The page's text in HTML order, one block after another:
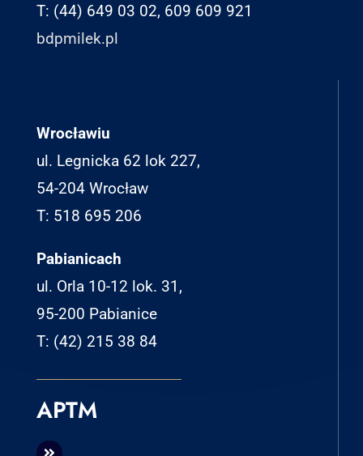
T: (44) 649 03 02, 609 609 921
bdpmilek.pl
Wrocławiu
ul. Legnicka 62 lok 227,
54-204 Wrocław
T: 518 695 206
Pabianicach
ul. Orla 10-12 lok. 31,
95-200 Pabianice
T: (42) 215 38 84
APTM